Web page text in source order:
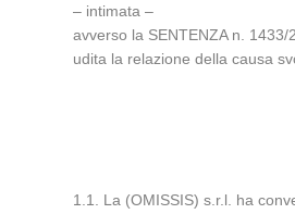
– intimata –
avverso la SENTENZA n.
udita la relazione della causa
1.1. La (OMISSIS) s.r.l. ha